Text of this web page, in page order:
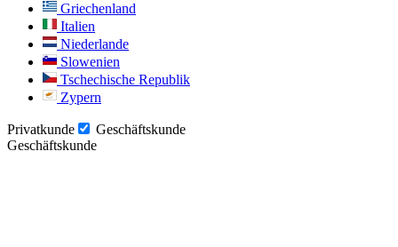
Griechenland
Italien
Niederlande
Slowenien
Tschechische Republik
Zypern
Privatkunde
Geschäftskunde
Geschäftskunde